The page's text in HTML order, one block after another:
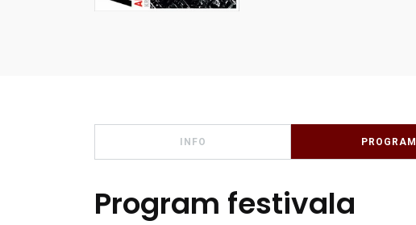
INFO PROGRAM
Program festivala